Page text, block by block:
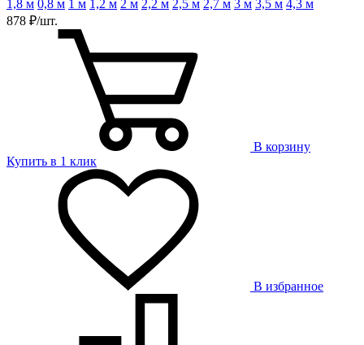
1,8 м 0,8 м 1 м 1,2 м 2 м 2,2 м 2,5 м 2,7 м 3 м 3,5 м 4,3 м
878 ₽/шт.
В корзину
Купить в 1 клик
В избранное